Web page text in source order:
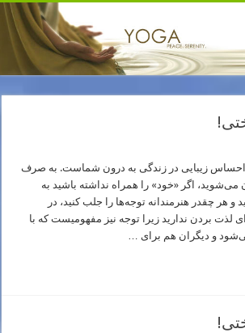
احساس زیبایی در زندگی به درون شماست. به صرف
می‌شوید، اگر «خود» را همراه نداشته باشید به
و هر چقدر هنرمندانه توجه‌ها را جلب کنید، در
لذت بردن ندارید زیرا توجه نیز مفهومیست که با
و دیگران هم برای …